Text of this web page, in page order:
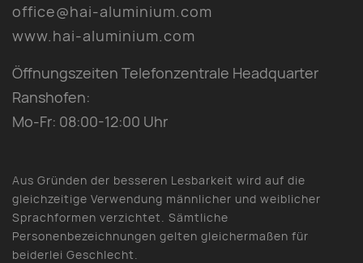
office@hai-aluminium.com
www.hai-aluminium.com
Öffnungszeiten Telefonzentrale Headquarter
Ranshofen:
Mo-Fr: 08:00-12:00 Uhr
Aus Gründen der besseren Lesbarkeit wird auf die
gleichzeitige Verwendung männlicher und weiblicher
Sprachformen verzichtet. Sämtliche
Personenbezeichnungen gelten gleichermaßen für
beiderlei Geschlecht.